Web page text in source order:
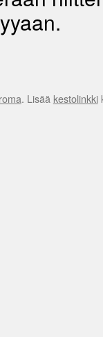
. Lisää kestolinkki